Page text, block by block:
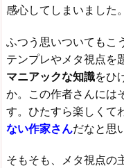
感心してしまいました。
ふつう思いついてもこ
テンプレやメタ視点を
マニアックな知識をひ
か。この作者さんには
す。ひたすら楽しくて
ない作家さんだなと思
そもそも、メタ視点の